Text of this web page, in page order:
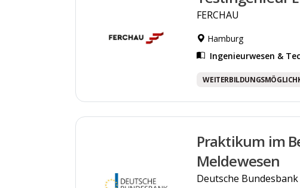
FERCHAU
Hamburg
Ingenieurwesen &
Praktikum im
Meldewesen
Deutsche Bundesbank